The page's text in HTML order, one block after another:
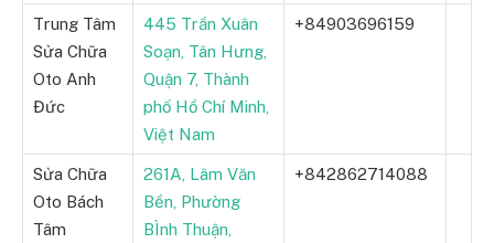
Trung Tâm
Sửa Chữa
Oto Anh
Đức
445 Trần Xuân
Soạn, Tân Hưng,
Quận 7, Thành
phố Hồ Chí Minh,
Việt Nam
+84903696159
Sửa Chữa
Oto Bách
Tâm
261A, Lâm Văn
Bền, Phường
BÌnh Thuận,
+842862714088